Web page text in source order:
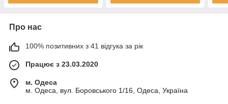
Про нас
100% позитивних з 41 відгука за рік
Працює з 23.03.2020
м. Одеса
м. Одеса, вул. Боровського 1/16, Одеса, Україна